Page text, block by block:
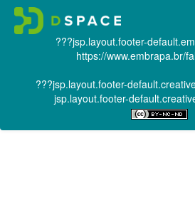
???jsp.layout.footer-
https://www.embrapa.br/
???jsp.layout.footer-
jsp.layout.footer-